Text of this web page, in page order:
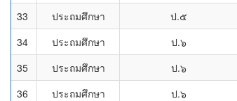
33
ประถมศึกษา ป.๕
34
ประถมศึกษา ป.๖
35
ประถมศึกษา ป.๖
36
ประถมศึกษา ป.๖